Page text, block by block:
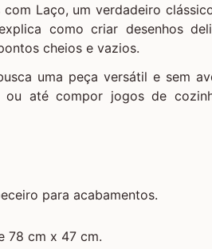
Laço, um verdadeiro
como criar desenhos
cheios e vazios.
uma peça versátil e sem
até compor jogos de
para acabamentos.
78 cm x 47 cm.